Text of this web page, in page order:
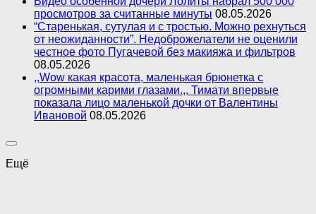
просмотров за считанные минуты 08.05.2026
“Старенькая, сутулая и с тростью. Можно рехнуться
от неожиданности”. Недоброжелатели не оценили
честное фото Пугачевой без макияжа и фильтров
08.05.2026
,,Wow какая красота, маленькая брюнетка с
огромными карими глазами.,, Тимати впервые
показала лицо маленькой дочки от Валентины
Ивановой 08.05.2026
Ещё